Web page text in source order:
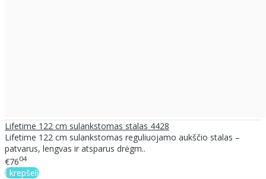
Lifetime 122 cm sulankstomas stalas 4428
Lifetime 122 cm sulankstomas reguliuojamo aukščio stalas –
patvarus, lengvas ir atsparus drėgm..
€7604
Į krepšelį